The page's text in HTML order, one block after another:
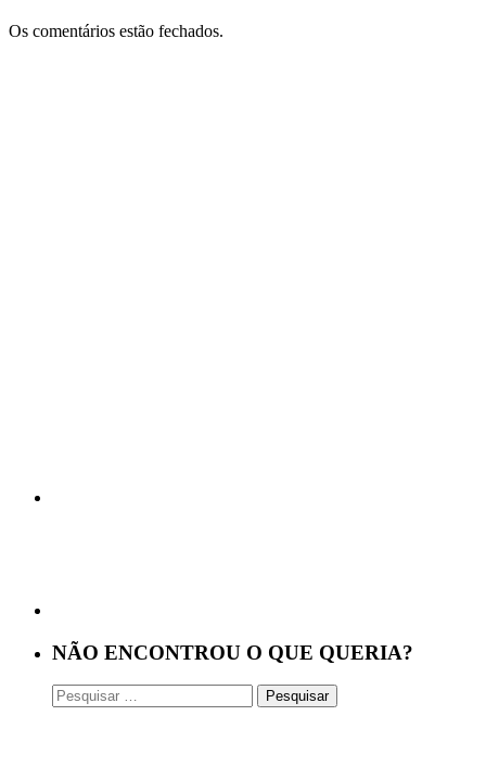
Os comentários estão fechados.
NÃO ENCONTROU O QUE QUERIA?